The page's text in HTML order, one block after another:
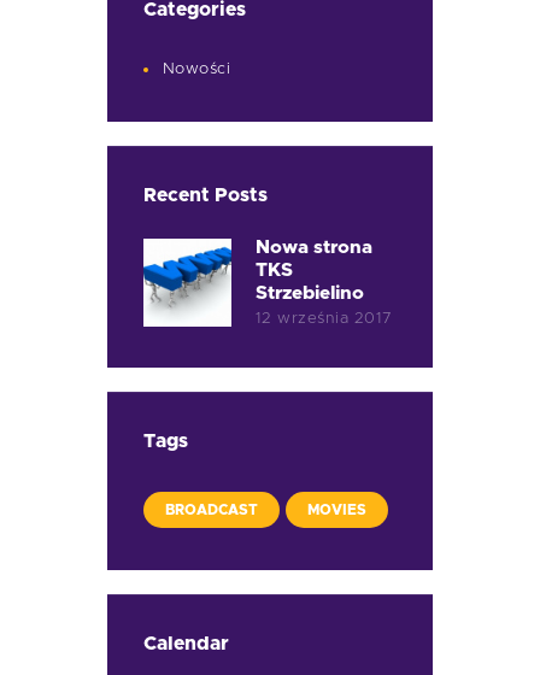
Categories
Nowości
Recent Posts
Nowa strona
TKS
Strzebielino
12 września 2017
Tags
BROADCAST MOVIES
Calendar